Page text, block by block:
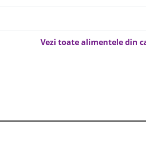
Vezi toate alimentele din